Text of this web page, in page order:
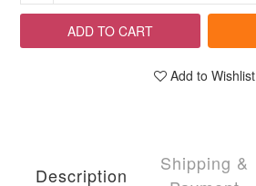
ADD TO CART
Add to Wishlist
Description
Shipping &